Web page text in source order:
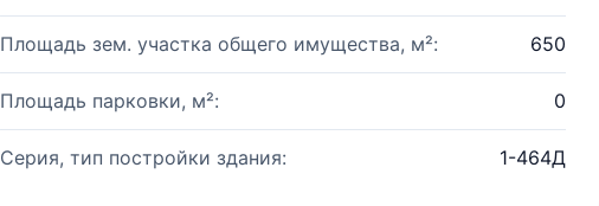
Площадь зем. участка общего имущества, м²: 650
Площадь парковки, м²: 0
Серия, тип постройки здания: 1-464Д